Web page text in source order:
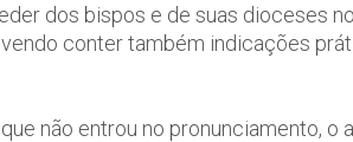
dos bispos e de suas dioceses
conter também indicações
não entrou no pronunciamento, o